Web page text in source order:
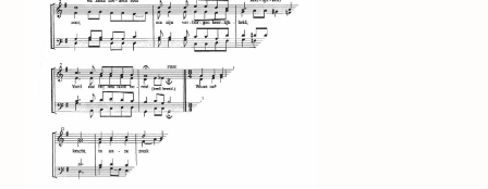
events
contact
mijn account